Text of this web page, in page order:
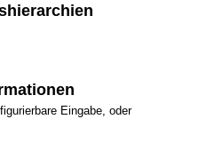
Eingabe, oder